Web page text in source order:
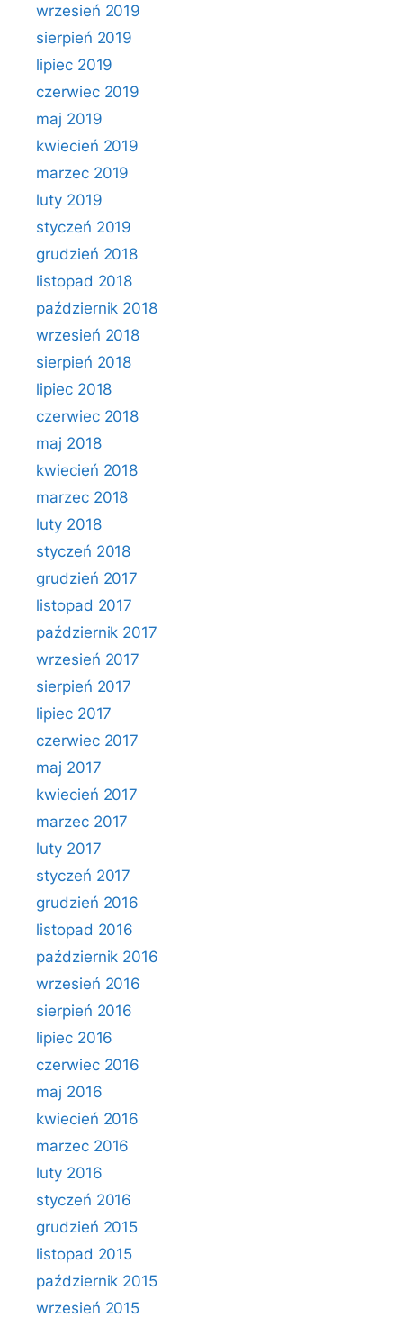
wrzesień 2019
sierpień 2019
lipiec 2019
czerwiec 2019
maj 2019
kwiecień 2019
marzec 2019
luty 2019
styczeń 2019
grudzień 2018
listopad 2018
październik 2018
wrzesień 2018
sierpień 2018
lipiec 2018
czerwiec 2018
maj 2018
kwiecień 2018
marzec 2018
luty 2018
styczeń 2018
grudzień 2017
listopad 2017
październik 2017
wrzesień 2017
sierpień 2017
lipiec 2017
czerwiec 2017
maj 2017
kwiecień 2017
marzec 2017
luty 2017
styczeń 2017
grudzień 2016
listopad 2016
październik 2016
wrzesień 2016
sierpień 2016
lipiec 2016
czerwiec 2016
maj 2016
kwiecień 2016
marzec 2016
luty 2016
styczeń 2016
grudzień 2015
listopad 2015
październik 2015
wrzesień 2015